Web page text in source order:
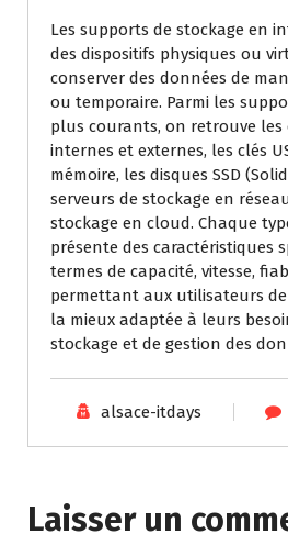
Les supports de stockage en
des dispositifs physiques ou
conserver des données de
ou temporaire. Parmi les
plus courants, on retrouve les
internes et externes, les clés
mémoire, les disques SSD
serveurs de stockage en
stockage en cloud. Chaque
présente des caractéristiques
termes de capacité, vitesse,
permettant aux utilisateurs
la mieux adaptée à leurs
stockage et de gestion des
alsace-itdays
Laisser un